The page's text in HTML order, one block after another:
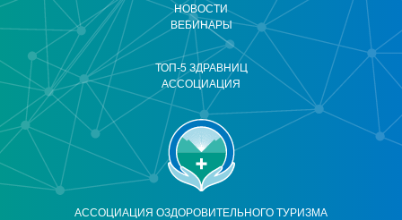
АССОЦИАЦИЯ ОЗДОРОВИТЕЛЬНОГО ТУРИЗМА
НОВОСТИ
ВЕБИНАРЫ
ТОП-5 ЗДРАВНИЦ
АССОЦИАЦИЯ